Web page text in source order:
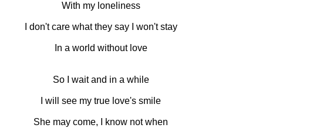
With my loneliness
I don't care what they say I won't stay
In a world without love
So I wait and in a while
I will see my true love's smile
She may come, I know not when